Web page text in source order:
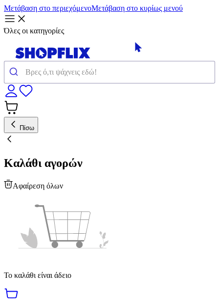
Μετάβαση στο περιεχόμενοΜετάβαση στο κυρίως μενού
Όλες οι κατηγορίες
Πίσω
Καλάθι αγορών
Αφαίρεση όλων
Το καλάθι είναι άδειο